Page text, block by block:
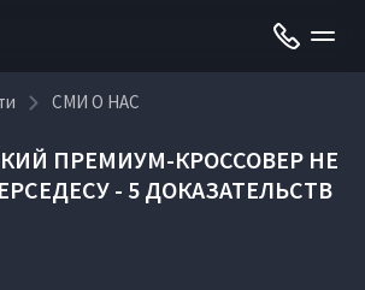
СМИ О НАС
ПРЕМИУМ-КРОССОВЕР НЕ
- 5 ДОКАЗАТЕЛЬСТВ